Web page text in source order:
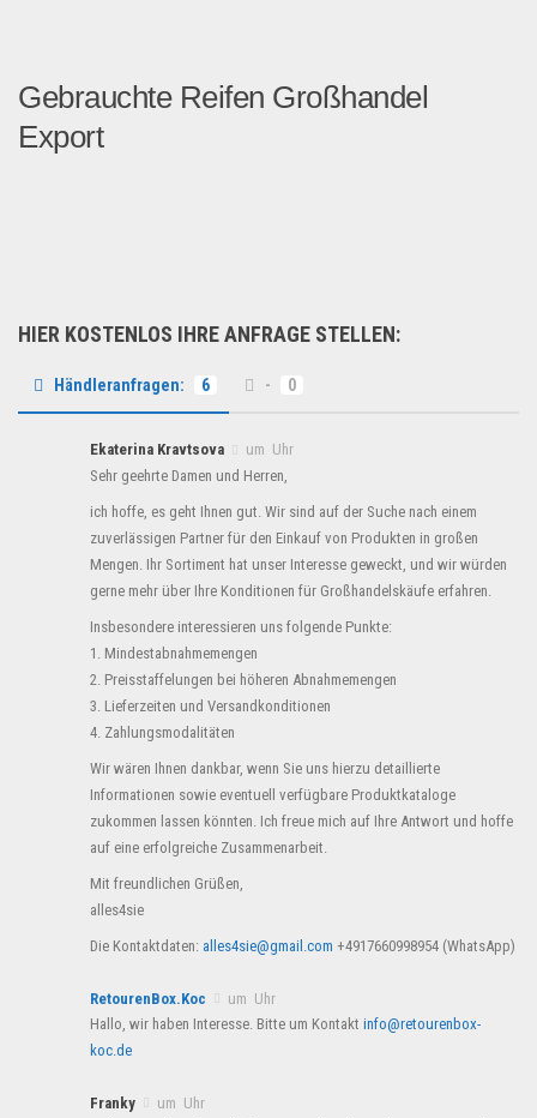
Gebrauchte Reifen Großhandel
Export
HIER KOSTENLOS IHRE ANFRAGE STELLEN:
Händleranfragen: 6 - 0
Ekaterina Kravtsova
um Uhr
Sehr geehrte Damen und Herren,
ich hoffe, es geht Ihnen gut. Wir sind auf der Suche nach einem
zuverlässigen Partner für den Einkauf von Produkten in großen
Mengen. Ihr Sortiment hat unser Interesse geweckt, und wir würden
gerne mehr über Ihre Konditionen für Großhandelskäufe erfahren.
Insbesondere interessieren uns folgende Punkte:
1. Mindestabnahmemengen
2. Preisstaffelungen bei höheren Abnahmemengen
3. Lieferzeiten und Versandkonditionen
4. Zahlungsmodalitäten
Wir wären Ihnen dankbar, wenn Sie uns hierzu detaillierte
Informationen sowie eventuell verfügbare Produktkataloge
zukommen lassen könnten. Ich freue mich auf Ihre Antwort und hoffe
auf eine erfolgreiche Zusammenarbeit.
Mit freundlichen Grüßen,
alles4sie
Die Kontaktdaten: alles4sie@gmail.com +4917660998954 (WhatsApp)
RetourenBox.Koc
um Uhr
Hallo, wir haben Interesse. Bitte um Kontakt info@retourenbox-
koc.de
Franky
um Uhr